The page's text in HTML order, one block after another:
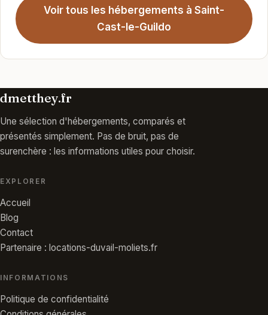
Voir tous les hébergements à Saint-
Cast-le-Guildo
dmetthey.fr
Une sélection d'hébergements, comparés et
présentés simplement. Pas de bruit, pas de
surenchère : les informations utiles pour choisir.
EXPLORER
Accueil
Blog
Contact
Partenaire : locations-duvail-moliets.fr
INFORMATIONS
Politique de confidentialité